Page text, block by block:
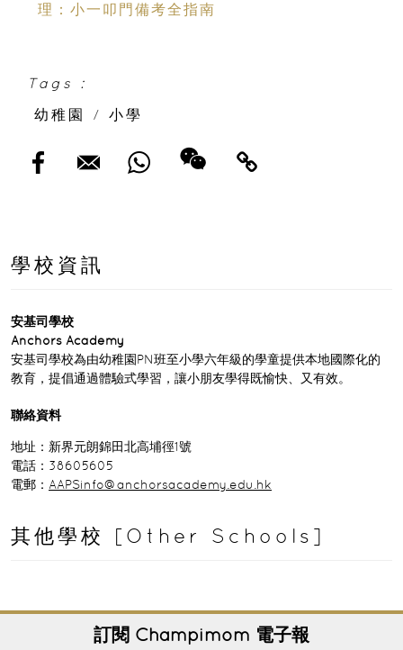
理：小一叩門備考全指南
Tags :
幼稚園
/ 小學
學校資訊
安基司學校
Anchors Academy
安基司學校為由幼稚園PN班至小學六年級的學童提供本地國際化的
教育，提倡通過體驗式學習，讓小朋友學得既愉快、又有效。
聯絡資料
地址：新界元朗錦田北高埔徑1號
電話：38605605
電郵： AAPSinfo@anchorsacademy.edu.hk
其他學校 [Other Schools]
訂閱 Champimom 電子報